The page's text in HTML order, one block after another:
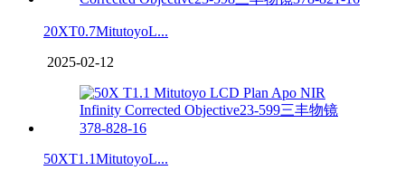
20XT0.7MitutoyoL...
2025-02-12
50XT1.1MitutoyoL...